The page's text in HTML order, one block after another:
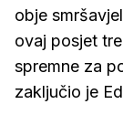
obje
ovaj posjet
spremne za
zaključio je